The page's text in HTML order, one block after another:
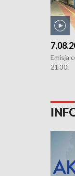
Emisja
21.30.